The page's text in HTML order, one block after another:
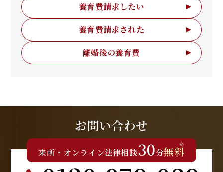
養育費請求したい
養育費請求された
離婚後の養育費
お問い合わせ
来所 ・ オンライン法律相談30分無料
※